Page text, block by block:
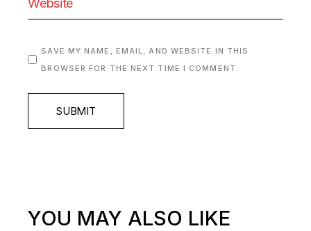
SAVE MY NAME, EMAIL, AND WEBSITE IN THIS
BROWSER FOR THE NEXT TIME I COMMENT.
SUBMIT
YOU MAY ALSO LIKE